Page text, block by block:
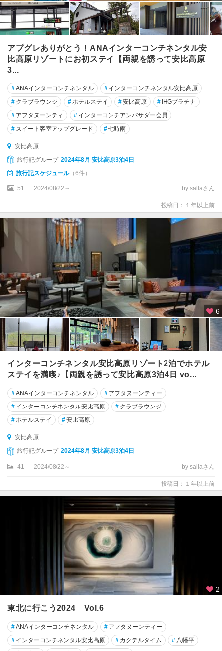
平
（
岩
手
側
）
戸
・
軽
米
慈
・
宮
・
石
花
泉
・
遠
野
アプグレありがとう！ANAインターコンチネンタル安
比高原リゾートにお初ステイ【両親を誘って安比高原
3...
#ANAインターコンチネンタル # インターコンチネンタル安比高原
# クラブラウンジ #ホテルステイ #安比高原 # IHGプラチナ
# アフタヌーンティ # インターコンチアンバサダー会員
# スイート客室アップグレード #七時雨
安比高原
旅行記グループ 2024年8月 安比高原3泊4日
旅行記スケジュール（6件）
51 2024/08/22～ by sallaさん
投稿日：１年以上前
6
インターコンチネンタル安比高原リゾート2泊でホテル
ステイを満喫♪【両親を誘って安比高原3泊4日 vo...
#ANAインターコンチネンタル # アフタヌーンティー
# インターコンチネンタル安比高原 # クラブラウンジ
#ホテルステイ #安比高原
安比高原
旅行記グループ 2024年8月 安比高原3泊4日
41 2024/08/22～ by sallaさん
投稿日：１年以上前
2
東北に行こう2024 Vol.6
#ANAインターコンチネンタル # アフタヌーンティー
# インターコンチネンタル安比高原 # カクテルタイム # 八幡平